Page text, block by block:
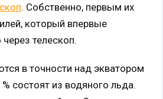
. Собственно, первым их
который впервые
телескоп.
в точности над экватором
состоят из водяного льда.